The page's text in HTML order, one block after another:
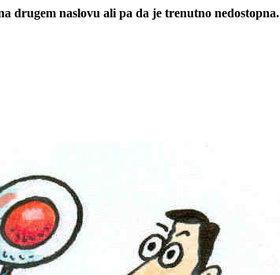
drugem naslovu ali pa da je trenutno nedostopna.